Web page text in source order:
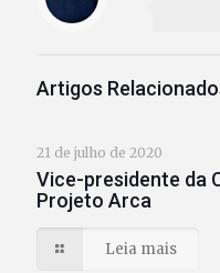
Artigos
21 de julho de 2020
Vice-presidente da
Projeto Arca
Leia mais